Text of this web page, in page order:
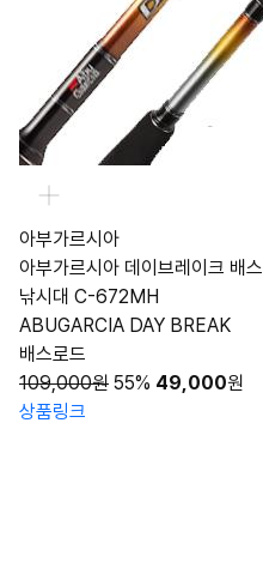
아부가르시아
아부가르시아 데이브레이크 배스
낚시대 C-672MH
ABUGARCIA DAY BREAK
배스로드
109,000원 55% 49,000원
상품링크